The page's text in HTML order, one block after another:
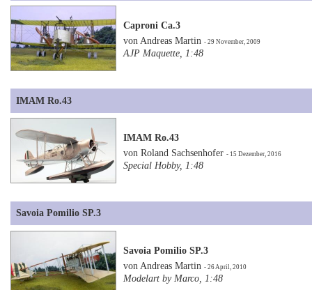
Caproni Ca.3
von Andreas Martin- 29 November, 2009
AJP Maquette, 1:48
IMAM Ro.43
IMAM Ro.43
von Roland Sachsenhofer- 15 Dezember, 2016
Special Hobby, 1:48
Savoia Pomilio SP.3
Savoia Pomilio SP.3
von Andreas Martin- 26 April, 2010
Modelart by Marco, 1:48